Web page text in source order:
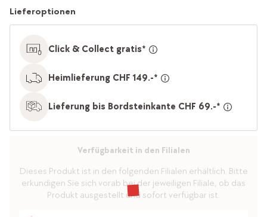
Lieferoptionen
Click & Collect gratis*
Heimlieferung CHF 149.-*
Lieferung bis Bordsteinkante CHF 69.-*
Verfügbarkeit in den Filialen
Dieses Produkt ist in den folgenden Filialen erhältlich. Bitte
erkundigen Sie sich vorab bei der jeweiligen Filiale, ob das
Produkt ausgestellt und sofort verfügbar ist.